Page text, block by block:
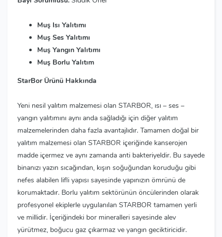
Muş Isı Yalıtımı
Muş Ses Yalıtımı
Muş Yangın Yalıtımı
Muş Borlu Yalıtım
StarBor Ürünü Hakkında
Yeni nesil yalıtım malzemesi olan STARBOR, ısı – ses –
yangın yalıtımını aynı anda sağladığı için diğer yalıtım
malzemelerinden daha fazla avantajlıdır. Tamamen doğal bir
yalıtım malzemesi olan STARBOR içeriğinde kanserojen
madde içermez ve aynı zamanda anti bakteriyeldir. Bu sayede
binanızı yazın sıcağından, kışın soğuğundan koruduğu gibi
nefes alabilen lifli yapısı sayesinde yapınızın ömrünü de
korumaktadır. Borlu yalıtım sektörünün öncülerinden olarak
profesyonel ekiplerle uygulanılan STARBOR tamamen yerli
ve millidir. İçeriğindeki bor mineralleri sayesinde alev
yürütmez, boğucu gaz çıkarmaz ve yangın geciktiricidir.